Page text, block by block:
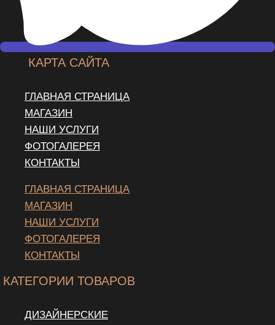
КАРТА САЙТА
ГЛАВНАЯ СТРАНИЦА
МАГАЗИН
НАШИ УСЛУГИ
ФОТОГАЛЕРЕЯ
КОНТАКТЫ
ГЛАВНАЯ СТРАНИЦА
МАГАЗИН
НАШИ УСЛУГИ
ФОТОГАЛЕРЕЯ
КОНТАКТЫ
КАТЕГОРИИ ТОВАРОВ
ДИЗАЙНЕРСКИЕ